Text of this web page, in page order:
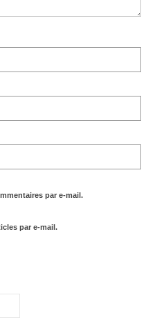
par e-mail.
par e-mail.